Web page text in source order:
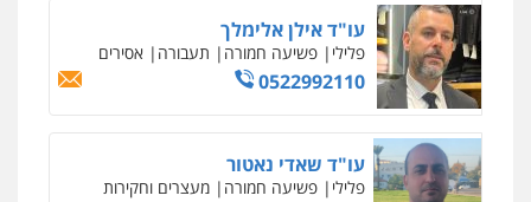
עו"ד אילן אלימלך
פלילי פשיעה חמורה תעבורה אסירים
0522992110
עו"ד שאדי נאטור
פלילי פשיעה חמורה מעצרים וחקירות